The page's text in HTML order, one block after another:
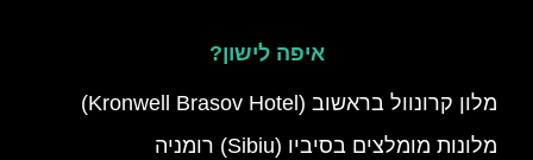
איפה לישון?
מלון קרונוול בראשוב (Kronwell Brasov Hotel)
מלונות מומלצים בסיביו (Sibiu) רומניה